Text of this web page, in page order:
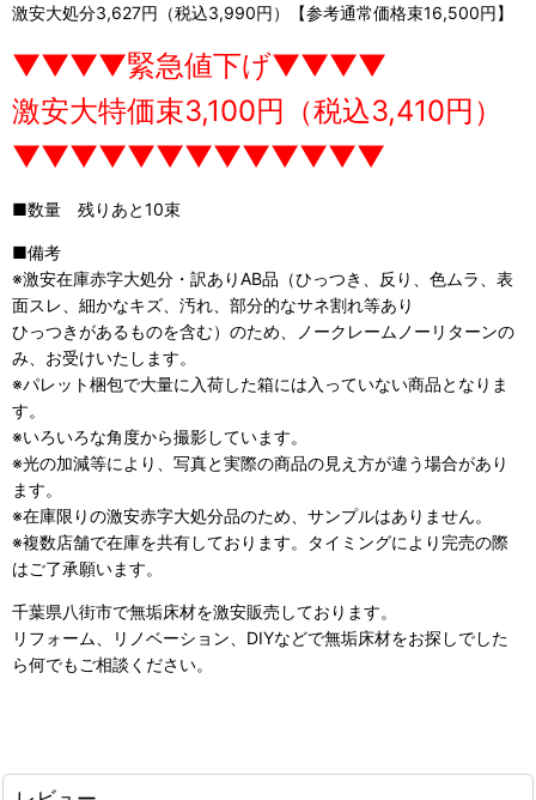
激安大処分3,627円（税込3,990円）【参考通常価格束16,500円】
▼▼▼▼緊急値下げ▼▼▼▼
激安大特価束3,100円（税込3,410円）
▼▼▼▼▼▼▼▼▼▼▼▼▼
■数量 残りあと10束
■備考
※激安在庫赤字大処分・訳ありAB品（ひっつき、反り、色ムラ、表
面スレ、細かなキズ、汚れ、部分的なサネ割れ等あり
ひっつきがあるものを含む）のため、ノークレームノーリターンの
み、お受けいたします。
※パレット梱包で大量に入荷した箱には入っていない商品となりま
す。
※いろいろな角度から撮影しています。
※光の加減等により、写真と実際の商品の見え方が違う場合があり
ます。
※在庫限りの激安赤字大処分品のため、サンプルはありません。
※複数店舗で在庫を共有しております。タイミングにより完売の際
はご了承願います。
千葉県八街市で無垢床材を激安販売しております。
リフォーム、リノベーション、DIYなどで無垢床材をお探しでした
ら何でもご相談ください。